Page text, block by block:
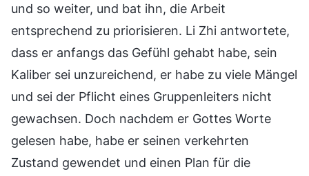
und so weiter, und bat ihn, die Arbeit
entsprechend zu priorisieren. Li Zhi antwortete,
dass er anfangs das Gefühl gehabt habe, sein
Kaliber sei unzureichend, er habe zu viele Mängel
und sei der Pflicht eines Gruppenleiters nicht
gewachsen. Doch nachdem er Gottes Worte
gelesen habe, habe er seinen verkehrten
Zustand gewendet und einen Plan für die